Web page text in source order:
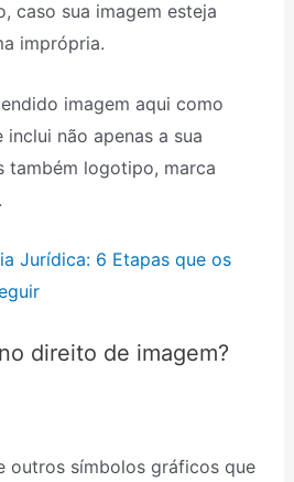
caso sua imagem esteja
imprópria.
imagem aqui como
não apenas a sua
também logotipo, marca
Jurídica: 6 Etapas que os
direito de imagem?
outros símbolos gráficos que